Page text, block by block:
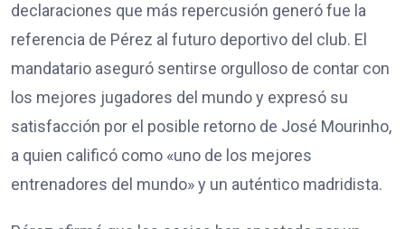
declaraciones que más repercusión generó fue la
referencia de Pérez al futuro deportivo del club. El
mandatario aseguró sentirse orgulloso de contar con
los mejores jugadores del mundo y expresó su
satisfacción por el posible retorno de José Mourinho,
a quien calificó como «uno de los mejores
entrenadores del mundo» y un auténtico madridista.